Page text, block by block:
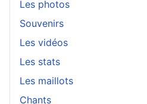
Les photos
Souvenirs
Les vidéos
Les stats
Les maillots
Chants